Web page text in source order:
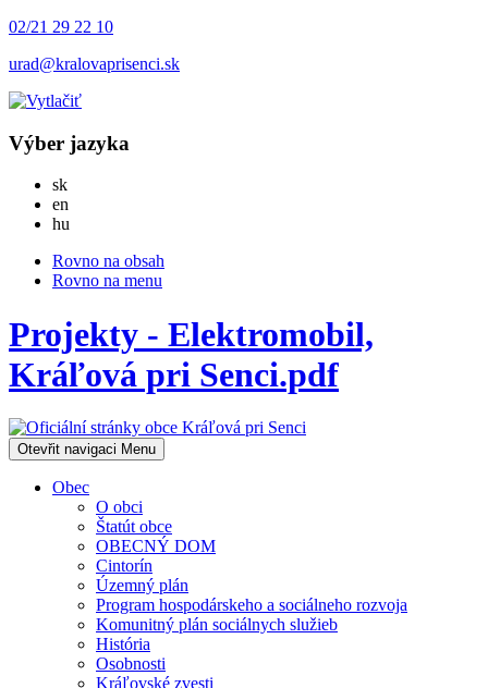
02/21 29 22 10
urad@kralovaprisenci.sk
Výber jazyka
skSlovensky
en
hu
Rovno na obsah
Rovno na menu
Projekty - Elektromobil,
Kráľová pri Senci.pdf
Otevřit navigaci Menu
Obec
O obci
Štatút obce
OBECNÝ DOM
Cintorín
Územný plán
Program hospodárskeho a sociálneho rozvoja
Komunitný plán sociálnych služieb
História
Osobnosti
Kráľovské zvesti